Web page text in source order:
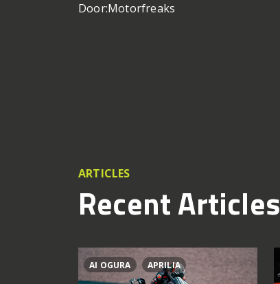
Door:Motorfreaks
ARTICLES
Recent Articles
AI OGURA APRILIA